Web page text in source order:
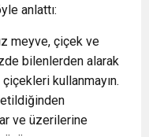
anlattı:
meyve, çiçek ve
bilenlerden alarak
kullanmayın.
ve üzerilerine